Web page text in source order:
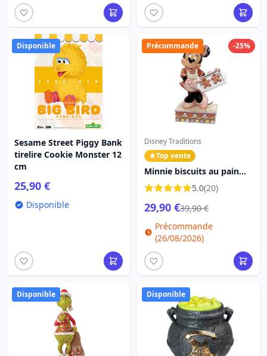
Disponible
Sesame Street Piggy Bank
tirelire Cookie Monster 12
cm
25,90 €
Disponible
-25%
Précommande
Disney Traditions
Top vente
Minnie biscuits au pain
d'épices - Disney
Traditions
5.0(20)
29,90 €39,90 €
Précommande
(26/08/2026)
Disponible Disponible